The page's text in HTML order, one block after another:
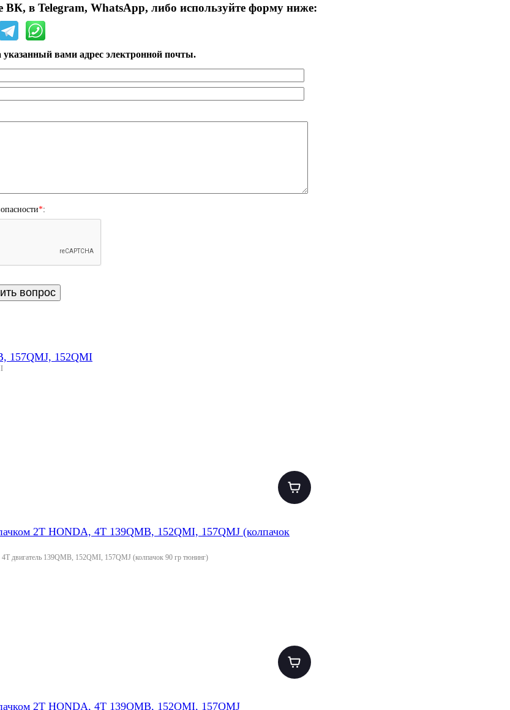
в Telegram, WhatsApp, либо используйте форму ниже:
вами адрес электронной почты.
*:
157QMJ, 152QMI
2T HONDA, 4T 139QMB, 152QMI, 157QMJ (колпачок
двигатель 139QMB, 152QMI, 157QMJ (колпачок 90 гр тюнинг)
2T HONDA, 4T 139QMB, 152QMI, 157QMJ